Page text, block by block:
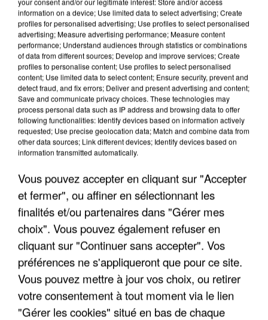
APRÈS TOUTES CES CANICULES, LES REFUGES
information on a device; Use limited data to select advertising; Create
profiles for personalised advertising; Use profiles to select personalised
advertising; Measure advertising performance; Measure content
performance; Understand audiences through statistics or combinations
of data from different sources; Develop and improve services; Create
profiles to personalise content; Use profiles to select personalised
content; Use limited data to select content; Ensure security, prevent and
detect fraud, and fix errors; Deliver and present advertising and content;
Save and communicate privacy choices. These technologies may
process personal data such as IP address and browsing data to offer
following functionalities: Identify devices based on information actively
requested; Use precise geolocation data; Match and combine data from
other data sources; Link different devices; Identify devices based on
information transmitted automatically.
Vous pouvez accepter en cliquant sur "Accepter
et fermer", ou affiner en sélectionnant les
finalités et/ou partenaires dans "Gérer mes
choix". Vous pouvez également refuser en
cliquant sur "Continuer sans accepter". Vos
préférences ne s'appliqueront que pour ce site.
Vous pouvez mettre à jour vos choix, ou retirer
votre consentement à tout moment via le lien
"Gérer les cookies" situé en bas de chaque